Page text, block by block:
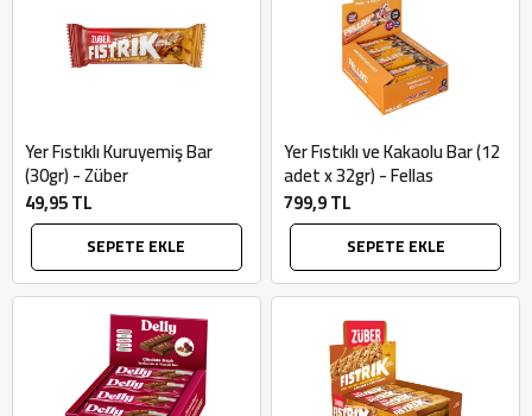
Yer Fıstıklı Kuruyemiş Bar
(30gr) - Züber
49,95 TL
SEPETE EKLE
Yer Fıstıklı ve Kakaolu Bar (12
adet x 32gr) - Fellas
799,9 TL
SEPETE EKLE